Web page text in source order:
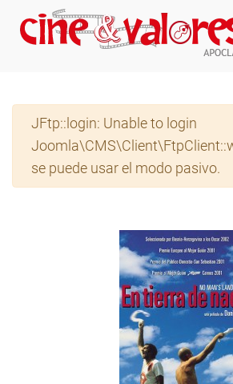
Skip to main content
Advertencia
JFtp::login: Unable to login
se puede usar el modo pasivo.